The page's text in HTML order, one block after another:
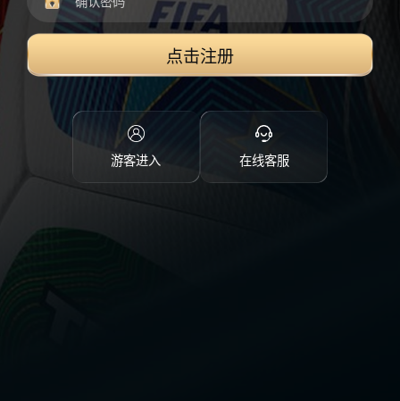
点击注册
游客进入 在线客服